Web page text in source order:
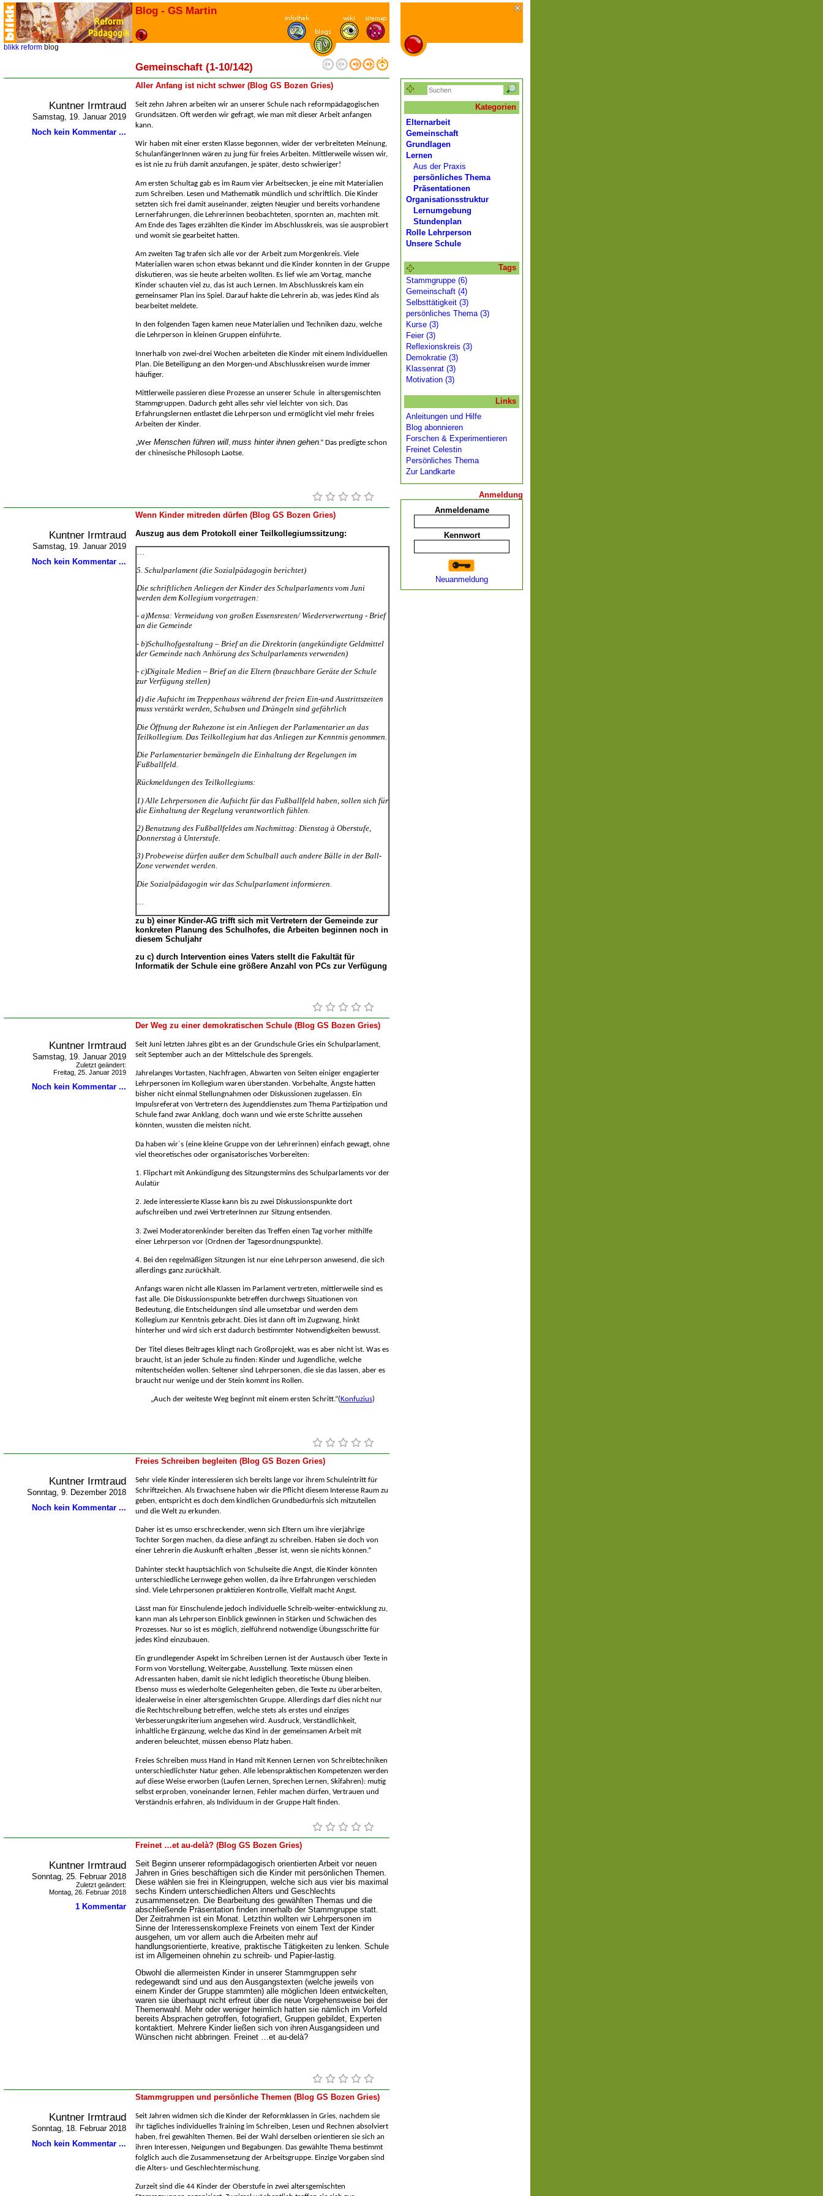
Blog - GS Martin
blikk reform blog
Gemeinschaft (1-10/142)
Aller Anfang ist nicht schwer (Blog GS Bozen Gries)
Kuntner Irmtraud
Samstag, 19. Januar 2019
Noch kein Kommentar ...
Seit zehn Jahren arbeiten wir an unserer Schule nach reformpädagogischen
Grundsätzen. Oft werden wir gefragt, wie man mit dieser Arbeit anfangen
kann.
Wir haben mit einer ersten Klasse begonnen, wider der verbreiteten Meinung,
SchulanfängerInnen wären zu jung für freies Arbeiten. Mittlerweile wissen wir,
es ist nie zu früh damit anzufangen, je später, desto schwieriger!
Am ersten Schultag gab es im Raum vier Arbeitsecken, je eine mit Materialien
zum Schreiben. Lesen und Mathematik mündlich und schriftlich. Die Kinder
setzten sich frei damit auseinander, zeigten Neugier und bereits vorhandene
Lernerfahrungen, die Lehrerinnen beobachteten, spornten an, machten mit.
Am Ende des Tages erzählten die Kinder im Abschlusskreis, was sie ausprobiert
und womit sie gearbeitet hatten.
Am zweiten Tag trafen sich alle vor der Arbeit zum Morgenkreis. Viele
Materialien waren schon etwas bekannt und die Kinder konnten in der Gruppe
diskutieren, was sie heute arbeiten wollten. Es lief wie am Vortag, manche
Kinder schauten viel zu, das ist auch Lernen. Im Abschlusskreis kam ein
gemeinsamer Plan ins Spiel. Darauf hakte die Lehrerin ab, was jedes Kind als
bearbeitet meldete.
In den folgenden Tagen kamen neue Materialien und Techniken dazu, welche
die Lehrperson in kleinen Gruppen einführte.
Innerhalb von zwei-drei Wochen arbeiteten die Kinder mit einem Individuellen
Plan. Die Beteiligung an den Morgen-und Abschlusskreisen wurde immer
häufiger.
Mittlerweile passieren diese Prozesse an unserer Schule in altersgemischten
Stammgruppen. Dadurch geht alles sehr viel leichter von sich. Das
Erfahrungslernen entlastet die Lehrperson und ermöglicht viel mehr freies
Arbeiten der Kinder.
Wer Menschen führen will, muss hinter ihnen gehen.“ Das predigte schon
der chinesische Philosoph Laotse.
Wenn Kinder mitreden dürfen (Blog GS Bozen Gries)
Kuntner Irmtraud
Samstag, 19. Januar 2019
Noch kein Kommentar ...
Auszug aus dem Protokoll einer Teilkollegiumssitzung:
5. Schulparlament (die Sozialpädagogin berichtet)
Die schriftlichen Anliegen der Kinder des Schulparlaments vom Juni
werden dem Kollegium vorgetragen:
- a)Mensa: Vermeidung von großen Essensresten/ Wiederverwertung - Brief
an die Gemeinde
- b)Schulhofgestaltung – Brief an die Direktorin (angekündigte Geldmittel
der Gemeinde nach Anhörung des Schulparlaments verwenden)
- c)Digitale Medien – Brief an die Eltern (brauchbare Geräte der Schule
zur Verfügung stellen)
d) die Aufsicht im Treppenhaus während der freien Ein-und Austrittszeiten
muss verstärkt werden, Schubsen und Drängeln sind gefährlich
Die Öffnung der Ruhezone ist ein Anliegen der Parlamentarier an das
Teilkollegium. Das Teilkollegium hat das Anliegen zur Kenntnis genommen.
Die Parlamentarier bemängeln die Einhaltung der Regelungen im
Fußballfeld.
Rückmeldungen des Teilkollegiums:
1) Alle Lehrpersonen die Aufsicht für das Fußballfeld haben, sollen sich für
die Einhaltung der Regelung verantwortlich fühlen.
2) Benutzung des Fußballfeldes am Nachmittag: Dienstag à Oberstufe,
Donnerstag à Unterstufe.
3) Probeweise dürfen außer dem Schulball auch andere Bälle in der Ball-
Zone verwendet werden.
Die Sozialpädagogin wir das Schulparlament informieren.
zu b) einer Kinder-AG trifft sich mit Vertretern der Gemeinde zur
konkreten Planung des Schulhofes, die Arbeiten beginnen noch in
diesem Schuljahr
zu c) durch Intervention eines Vaters stellt die Fakultät für
Informatik der Schule eine größere Anzahl von PCs zur Verfügung
Der Weg zu einer demokratischen Schule (Blog GS Bozen Gries)
Kuntner Irmtraud
Samstag, 19. Januar 2019
Zuletzt geändert:
Freitag, 25. Januar 2019
Noch kein Kommentar ...
Seit Juni letzten Jahres gibt es an der Grundschule Gries ein Schulparlament,
seit September auch an der Mittelschule des Sprengels.
Jahrelanges Vortasten, Nachfragen, Abwarten von Seiten einiger engagierter
Lehrpersonen im Kollegium waren überstanden. Vorbehalte, Ängste hatten
bisher nicht einmal Stellungnahmen oder Diskussionen zugelassen. Ein
Impulsreferat von Vertretern des Jugenddienstes zum Thema Partizipation und
Schule fand zwar Anklang, doch wann und wie erste Schritte aussehen
könnten, wussten die meisten nicht.
Da haben wir´s (eine kleine Gruppe von der Lehrerinnen) einfach gewagt, ohne
viel theoretisches oder organisatorisches Vorbereiten:
1. Flipchart mit Ankündigung des Sitzungstermins des Schulparlaments vor der
Aulatür
2. Jede interessierte Klasse kann bis zu zwei Diskussionspunkte dort
aufschreiben und zwei VertreterInnen zur Sitzung entsenden.
3. Zwei Moderatorenkinder bereiten das Treffen einen Tag vorher mithilfe
einer Lehrperson vor (Ordnen der Tagesordnungspunkte).
4. Bei den regelmäßigen Sitzungen ist nur eine Lehrperson anwesend, die sich
allerdings ganz zurückhält.
Anfangs waren nicht alle Klassen im Parlament vertreten, mittlerweile sind es
fast alle. Die Diskussionspunkte betreffen durchwegs Situationen von
Bedeutung, die Entscheidungen sind alle umsetzbar und werden dem
Kollegium zur Kenntnis gebracht. Dies ist dann oft im Zugzwang, hinkt
hinterher und wird sich erst dadurch bestimmter Notwendigkeiten bewusst.
Der Titel dieses Beitrages klingt nach Großprojekt, was es aber nicht ist. Was es
braucht, ist an jeder Schule zu finden: Kinder und Jugendliche, welche
mitentscheiden wollen. Seltener sind Lehrpersonen, die sie das lassen, aber es
braucht nur wenige und der Stein kommt ins Rollen.
Auch der weiteste Weg beginnt mit einem ersten Schritt.“(Konfuzius)
Freies Schreiben begleiten (Blog GS Bozen Gries)
Kuntner Irmtraud
Sonntag, 9. Dezember 2018
Noch kein Kommentar ...
Sehr viele Kinder interessieren sich bereits lange vor ihrem Schuleintritt für
Schriftzeichen. Als Erwachsene haben wir die Pflicht diesem Interesse Raum zu
geben, entspricht es doch dem kindlichen Grundbedürfnis sich mitzuteilen
und die Welt zu erkunden.
Daher ist es umso erschreckender, wenn sich Eltern um ihre vierjährige
Tochter Sorgen machen, da diese anfängt zu schreiben. Haben sie doch von
einer Lehrerin die Auskunft erhalten „Besser ist, wenn sie nichts können.“
Dahinter steckt hauptsächlich von Schulseite die Angst, die Kinder könnten
unterschiedliche Lernwege gehen wollen, da ihre Erfahrungen verschieden
sind. Viele Lehrpersonen praktizieren Kontrolle, Vielfalt macht Angst.
Lässt man für Einschulende jedoch individuelle Schreib-weiter-entwicklung zu,
kann man als Lehrperson Einblick gewinnen in Stärken und Schwächen des
Prozesses. Nur so ist es möglich, zielführend notwendige Übungsschritte für
jedes Kind einzubauen.
Ein grundlegender Aspekt im Schreiben Lernen ist der Austausch über Texte in
Form von Vorstellung, Weitergabe, Ausstellung. Texte müssen einen
Adressanten haben, damit sie nicht lediglich theoretische Übung bleiben.
Ebenso muss es wiederholte Gelegenheiten geben, die Texte zu überarbeiten,
idealerweise in einer altersgemischten Gruppe. Allerdings darf dies nicht nur
die Rechtschreibung betreffen, welche stets als erstes und einziges
Verbesserungskriterium angesehen wird. Ausdruck, Verständlichkeit,
inhaltliche Ergänzung, welche das Kind in der gemeinsamen Arbeit mit
anderen beleuchtet, müssen ebenso Platz haben.
Freies Schreiben muss Hand in Hand mit Kennen Lernen von Schreibtechniken
unterschiedlichster Natur gehen. Alle lebenspraktischen Kompetenzen werden
auf diese Weise erworben (Laufen Lernen, Sprechen Lernen, Skifahren): mutig
selbst erproben, voneinander lernen, Fehler machen dürfen, Vertrauen und
Verständnis erfahren, als Individuum in der Gruppe Halt finden.
Freinet …et au-delà? (Blog GS Bozen Gries)
Kuntner Irmtraud
Sonntag, 25. Februar 2018
Zuletzt geändert:
Montag, 26. Februar 2018
1 Kommentar
Seit Beginn unserer reformpädagogisch orientierten Arbeit vor neuen
Jahren in Gries beschäftigen sich die Kinder mit persönlichen Themen.
Diese wählen sie frei in Kleingruppen, welche sich aus vier bis maximal
sechs Kindern unterschiedlichen Alters und Geschlechts
zusammensetzen. Die Bearbeitung des gewählten Themas und die
abschließende Präsentation finden innerhalb der Stammgruppe statt.
Der Zeitrahmen ist ein Monat. Letzthin wollten wir Lehrpersonen im
Sinne der Interessenskomplexe Freinets von einem Text der Kinder
ausgehen, um vor allem auch die Arbeiten mehr auf
handlungsorientierte, kreative, praktische Tätigkeiten zu lenken. Schule
ist im Allgemeinen ohnehin zu schreib- und Papier-lastig.
Obwohl die allermeisten Kinder in unserer Stammgruppen sehr
redegewandt sind und aus den Ausgangstexten (welche jeweils von
einem Kinder der Gruppe stammten) alle möglichen Ideen entwickelten,
waren sie überhaupt nicht erfreut über die neue Vorgehensweise bei der
Themenwahl. Mehr oder weniger heimlich hatten sie nämlich im Vorfeld
bereits Absprachen getroffen, fotografiert, Gruppen gebildet, Experten
kontaktiert. Mehrere Kinder ließen sich von ihren Ausgangsideen und
Wünschen nicht abbringen. Freinet …et au-delà?
Stammgruppen und persönliche Themen (Blog GS Bozen Gries)
Kuntner Irmtraud
Sonntag, 18. Februar 2018
Noch kein Kommentar ...
Seit Jahren widmen sich die Kinder der Reformklassen in Gries, nachdem sie
ihr tägliches individuelles Training im Schreiben, Lesen und Rechnen absolviert
haben, frei gewählten Themen. Bei der Wahl derselben orientieren sie sich an
ihren Interessen, Neigungen und Begabungen. Das gewählte Thema bestimmt
folglich auch die Zusammensetzung der Arbeitsgruppe. Einzige Vorgaben sind
die Alters- und Geschlechtermischung.
Zurzeit sind die 44 Kinder der Oberstufe in zwei altersgemischten
Kategorien
Elternarbeit
Gemeinschaft
Grundlagen
Lernen
Aus der Praxis
persönliches Thema
Präsentationen
Organisationsstruktur
Lernumgebung
Stundenplan
Rolle Lehrperson
Unsere Schule
Tags
Stammgruppe (6)
Gemeinschaft (4)
Selbsttätigkeit (3)
persönliches Thema (3)
Kurse (3)
Feier (3)
Reflexionskreis (3)
Demokratie (3)
Klassenrat (3)
Motivation (3)
Links
Anleitungen und Hilfe
Blog abonnieren
Forschen & Experimentieren
Freinet Celestin
Persönliches Thema
Zur Landkarte
Anmeldung
Anmeldename
Kennwort
Neuanmeldung